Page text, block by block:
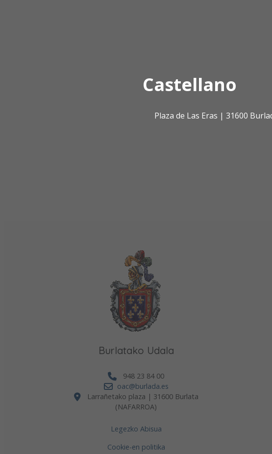
Castellano
Plaza de Las Eras | 31600
Burlatako Udala
948 23 84 00
oac@burlada.es
Larrañetako plaza | 31600 Burlata
(NAFARROA)
Legezko Abisua
Cookie-en politika